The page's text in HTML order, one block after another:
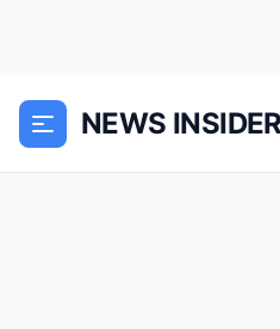
NEWS INSIDER